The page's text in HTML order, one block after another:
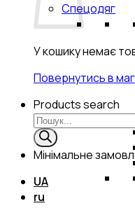
У кошику немає
Повернутись в
Products search
Мінімальне
UA
ru
Спецодяг